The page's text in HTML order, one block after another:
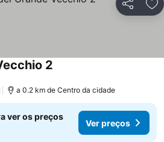
Partilhar
2
a 0.2 km de Centro da cidade
ver os preços
Ver preços